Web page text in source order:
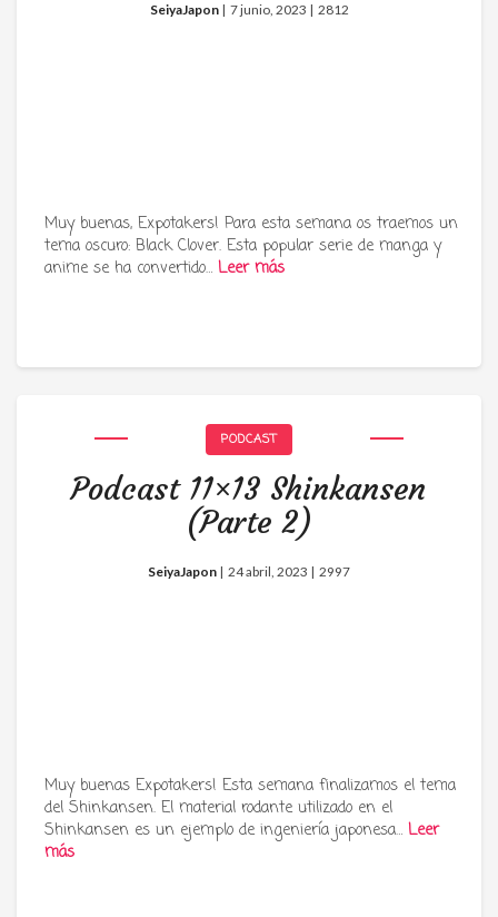
SeiyaJapon| 7 junio, 2023 | 2812
Muy buenas, Expotakers! Para esta semana os traemos un
tema oscuro: Black Clover. Esta popular serie de manga y
anime se ha convertido… Leer más
PODCAST
Podcast 11×13 Shinkansen
(Parte 2)
SeiyaJapon | 24 abril, 2023 | 2997
Muy buenas Expotakers! Esta semana finalizamos el tema
del Shinkansen. El material rodante utilizado en el
Shinkansen es un ejemplo de ingeniería japonesa… Leer
más